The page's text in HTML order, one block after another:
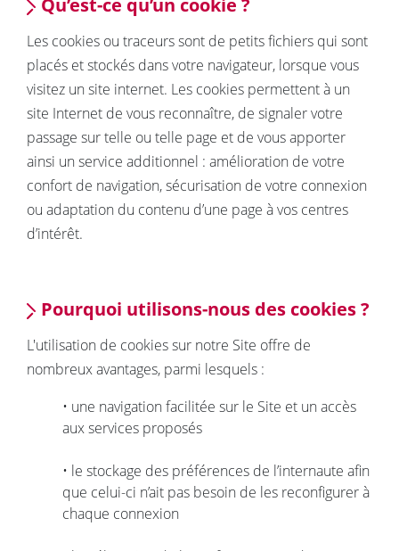
Qu’est-ce qu’un cookie ?
Les cookies ou traceurs sont de petits fichiers qui sont
placés et stockés dans votre navigateur, lorsque vous
visitez un site internet. Les cookies permettent à un
site Internet de vous reconnaître, de signaler votre
passage sur telle ou telle page et de vous apporter
ainsi un service additionnel : amélioration de votre
confort de navigation, sécurisation de votre connexion
ou adaptation du contenu d’une page à vos centres
d’intérêt.
Pourquoi utilisons-nous des cookies ?
L'utilisation de cookies sur notre Site offre de
nombreux avantages, parmi lesquels :
• une navigation facilitée sur le Site et un accès
aux services proposés
• le stockage des préférences de l’internaute afin
que celui-ci n’ait pas besoin de les reconfigurer à
chaque connexion